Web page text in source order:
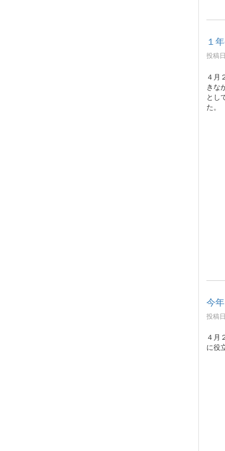
１
投稿
４月
きな
とし
た。
今
投稿
４月
に役